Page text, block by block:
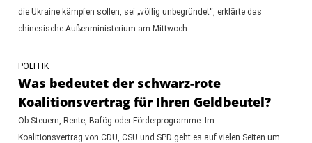
die Ukraine kämpfen sollen, sei „völlig unbegründet“, erklärte das
chinesische Außenministerium am Mittwoch.
POLITIK
Was bedeutet der schwarz-rote
Koalitionsvertrag für Ihren Geldbeutel?
Ob Steuern, Rente, Bafög oder Förderprogramme: Im
Koalitionsvertrag von CDU, CSU und SPD geht es auf vielen Seiten um